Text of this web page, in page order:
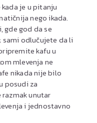
je u pitanju
nego ikada.
gde god da se
sami odlučujete da li
kafu u
mlevenja ne
nikada nije bilo
posudi za
unutar
i jednostavno